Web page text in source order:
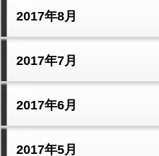
2017年8月
2017年7月
2017年6月
2017年5月